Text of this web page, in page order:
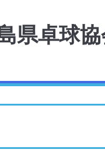
県卓球